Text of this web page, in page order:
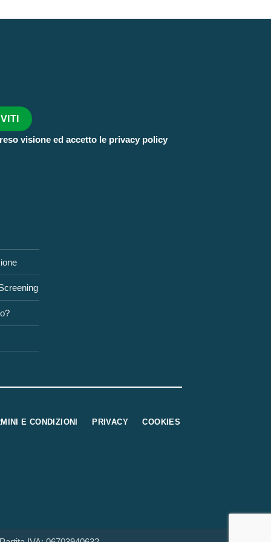
visione ed accetto le privacy policy
E CONDIZIONI PRIVACY COOKIES